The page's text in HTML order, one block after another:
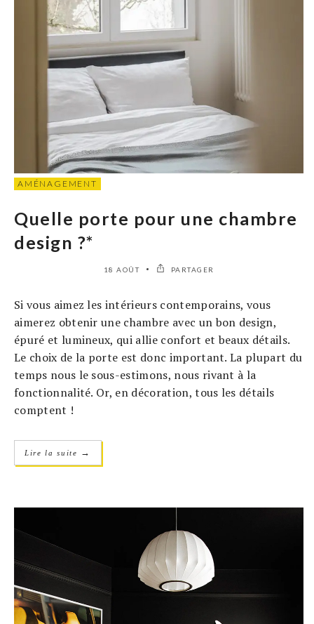
AMÉNAGEMENT
Quelle porte pour une chambre
design ?*
18 AOÛT PARTAGER
Si vous aimez les intérieurs contemporains, vous
aimerez obtenir une chambre avec un bon design,
épuré et lumineux, qui allie confort et beaux détails.
Le choix de la porte est donc important. La plupart du
temps nous le sous-estimons, nous rivant à la
fonctionnalité. Or, en décoration, tous les détails
comptent !
Lire la suite →